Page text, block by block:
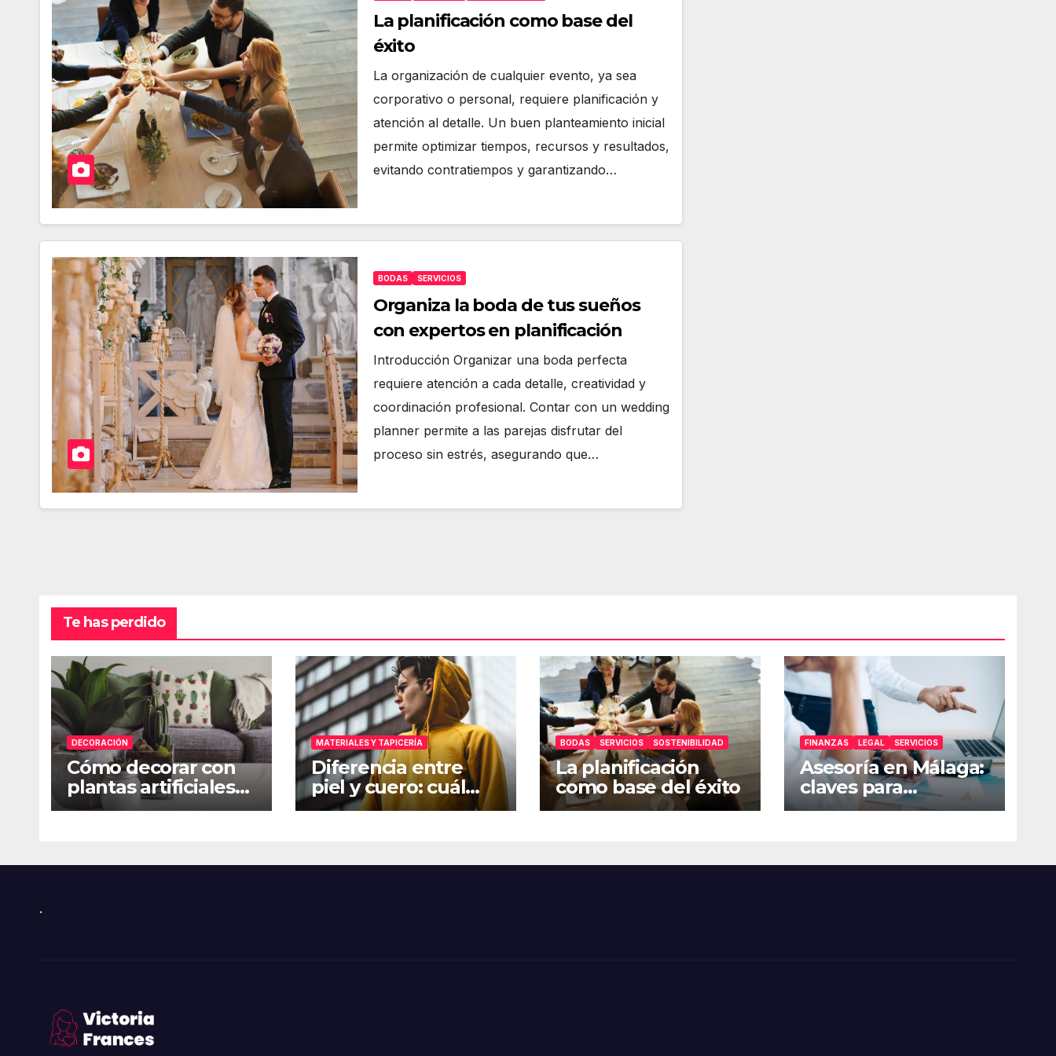
La planificación como base del
éxito
La organización de cualquier evento, ya sea
corporativo o personal, requiere planificación y
atención al detalle. Un buen planteamiento inicial
permite optimizar tiempos, recursos y resultados,
evitando contratiempos y garantizando…
BODAS SERVICIOS
Organiza la boda de tus sueños
con expertos en planificación
Introducción Organizar una boda perfecta
requiere atención a cada detalle, creatividad y
coordinación profesional. Contar con un wedding
planner permite a las parejas disfrutar del
proceso sin estrés, asegurando que…
Te has perdido
DECORACIÓN
Cómo decorar con
plantas artificiales
en casa
MATERIALES Y TAPICERÍA
Diferencia entre
piel y cuero: cuál
elegir
BODAS SERVICIOS SOSTENIBILIDAD
La planificación
como base del éxito
FINANZAS LEGAL SERVICIOS
Asesoría en Málaga:
claves para
gestionar mejor tu
.